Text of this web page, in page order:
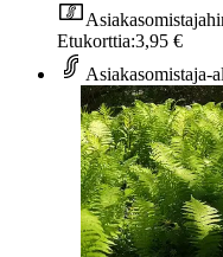
Etukorttia:3,95 €
Asiakasomistaja-